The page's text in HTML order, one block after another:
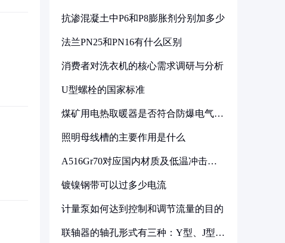
抗渗混凝土中P6和P8膨胀剂分别加多少
法兰PN25和PN16有什么区别
消费者对洗衣机的核心需求调研与分析
U型螺栓的国家标准
煤矿用电热取暖器是否符合防爆电气设
照明母线槽的主要作用是什么
A516Gr70对应国内材质及低温冲击要
镀镍钢带可以过多少电流
计量泵如何达到控制和调节流量的目的
联轴器的轴孔形式有三种：Y型、J型、